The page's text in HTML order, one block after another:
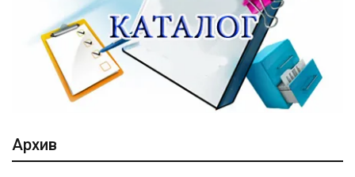
Архив